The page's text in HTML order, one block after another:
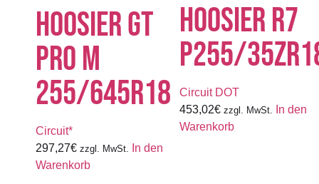
HOOSIER GT
PRO M
255/645R18
Circuit*
297,27€ zzgl. MwSt.
In den
Warenkorb
HOOSIER R7
P255/
Circuit DOT
453,02€ zzgl. MwSt.
In den
Warenkorb